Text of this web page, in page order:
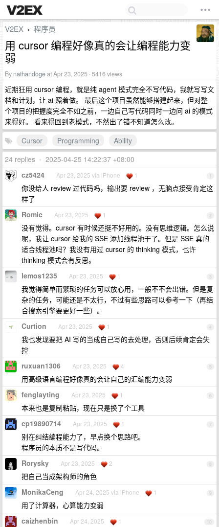
V2EX › 程序员
用 cursor 编程好像真的会让编程能力变
弱
By nathandogeat Apr 23, 2025 · 5416 views
近期狂用 cursor 编程，就是纯 agent 模式完全不写代码，我就写写文
档和计划，让 ai 照着做。 最后这个项目虽然能够搭建起来，但对整
个项目的把握度完全不如之前，一边自己写代码同时一边问 ai 的模式
来得好。 看来得回到老模式，不然出了错不知道怎么改。
Cursor
Programming
Ability
24 replies • 2025-04-25 14:22:37 +08:00
1
cz5424 Apr 23, 2025 via iPhone 1
你没给人 review 过代码吗，输出要 review ，无脑点接受肯定这
样了
2
Romic Apr 23, 2025 1
没有觉得。cursor 有时候还挺不好用的。没有思维逻辑。怎么说
呢，我让 cursor 给我的 SSE 添加线程池干了。但是 SSE 真的
适合线程池吗？我没有用过 cursor 的 thinking 模式，也许
thinking 模式会有反思。
3
lemos1235 Apr 23, 2025 1
我觉得简单而繁琐的任务可以放心用，一般不不会出错。但是复
杂的任务，可能还是不太行，不过有些思路可以参考一下（再结
合搜索引擎要更好一些）。
4
Curtion Apr 23, 2025 1
我也发现要把 AI 写的当成自己写的去处理，否则后续肯定会失
控
5
ruxuan1306 Apr 23, 2025 4
用高级语言编程好像真的会让自己的汇编能力变弱
6
fenglayting Apr 23, 2025 1
本来也是复制粘贴，现在只是换了个工具
7
cp19890714 Apr 23, 2025 1
别在纠结编程能力了，早点换个思路吧。
程序员的本质不是写代码。
8
Rorysky Apr 23, 2025 2
把自己当成架构师的角色
9
MonikaCeng Apr 24, 2025 via iPhone 1
用了计算器，心算能力变弱
10
caizhenbin Apr 24, 2025 1